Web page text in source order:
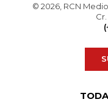
© 2026, RCN